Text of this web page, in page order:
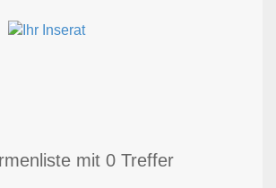
mit 0 Treffer